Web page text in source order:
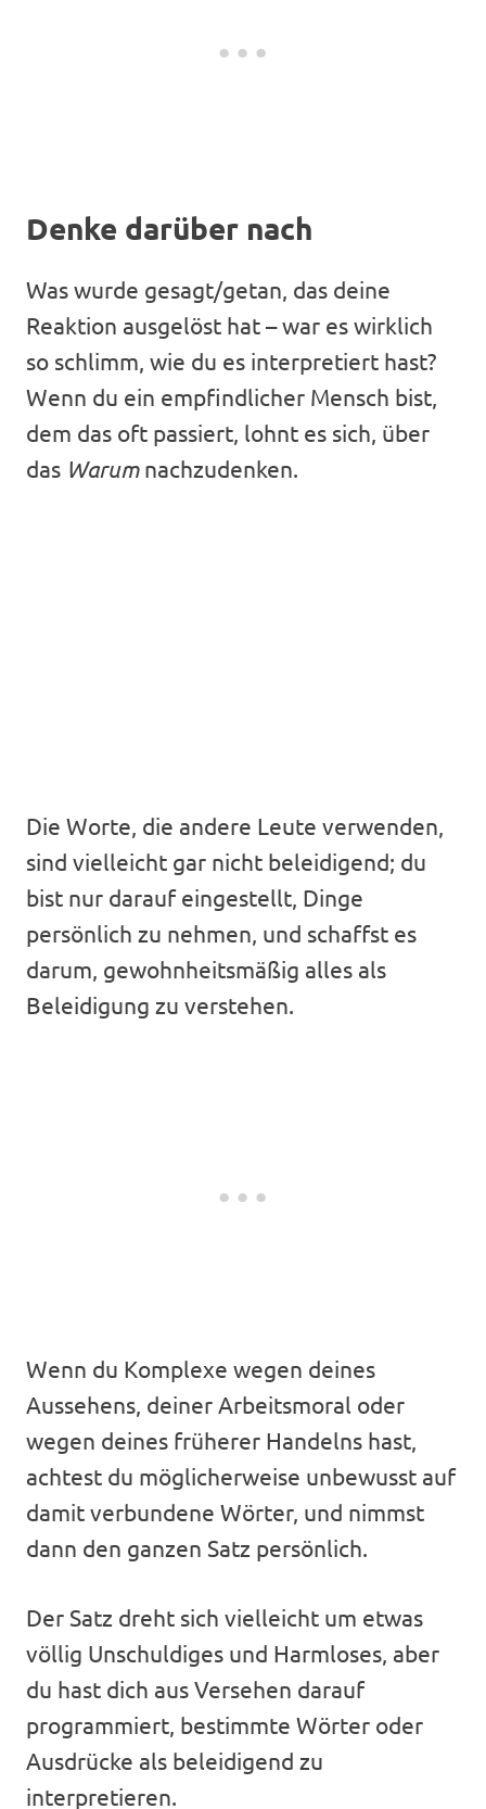
Denke darüber nach
Was wurde gesagt/getan, das deine
Reaktion ausgelöst hat – war es wirklich
so schlimm, wie du es interpretiert hast?
Wenn du ein empfindlicher Mensch bist,
dem das oft passiert, lohnt es sich, über
das Warumnachzudenken.
Die Worte, die andere Leute verwenden,
sind vielleicht gar nicht beleidigend; du
bist nur darauf eingestellt, Dinge
persönlich zu nehmen, und schaffst es
darum, gewohnheitsmäßig alles als
Beleidigung zu verstehen.
Wenn du Komplexe wegen deines
Aussehens, deiner Arbeitsmoral oder
wegen deines früherer Handelns hast,
achtest du möglicherweise unbewusst auf
damit verbundene Wörter, und nimmst
dann den ganzen Satz persönlich.
Der Satz dreht sich vielleicht um etwas
völlig Unschuldiges und Harmloses, aber
du hast dich aus Versehen darauf
programmiert, bestimmte Wörter oder
Ausdrücke als beleidigend zu
interpretieren.